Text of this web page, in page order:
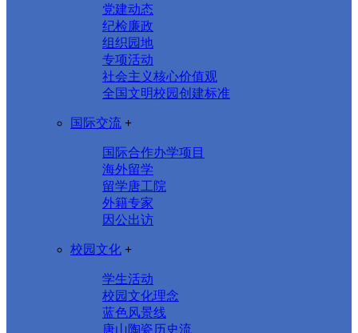
党建动态
纪检廉政
组织园地
专项活动
社会主义核心价值观
全国文明校园创建标准
国际交流 +
国际合作办学项目
海外留学
留学唐工院
外籍专家
因公出访
校园文化 +
学生活动
校园文化理念
蓝色风景线
唐山陶瓷历史流